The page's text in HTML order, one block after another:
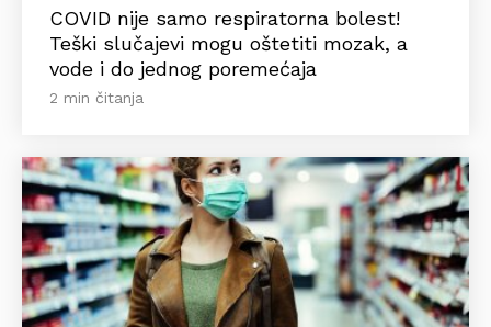
COVID nije samo respiratorna bolest!
Teški slučajevi mogu oštetiti mozak, a
vode i do jednog poremećaja
2 min čitanja